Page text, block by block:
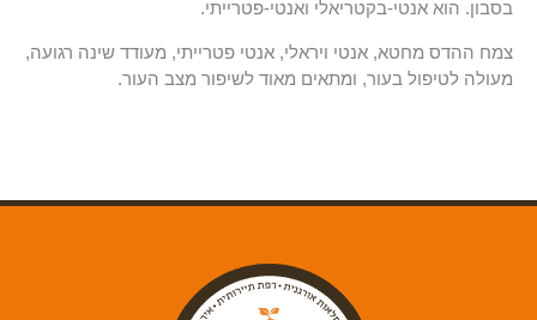
בסבון. הוא אנטי-בקטריאלי ואנטי-פטרייתי.
צמח ההדס מחטא, אנטי ויראלי, אנטי פטרייתי, מעודד שינה רגועה,
מעולה לטיפול בעור, ומתאים מאוד לשיפור מצב העור.